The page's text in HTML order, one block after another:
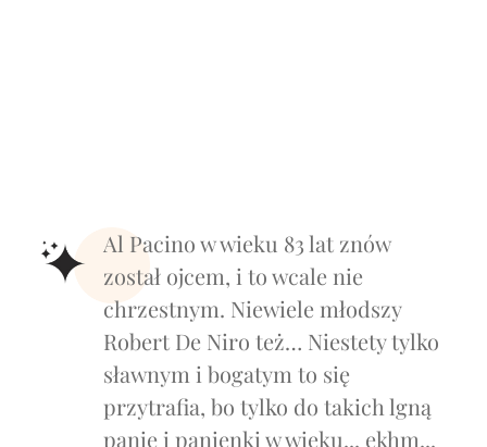
Al Pacino w wieku 83 lat znów
został ojcem, i to wcale nie
chrzestnym. Niewiele młodszy
Robert De Niro też… Niestety tylko
sławnym i bogatym to się
przytrafia, bo tylko do takich lgną
panie i panienki w wieku... ekhm...